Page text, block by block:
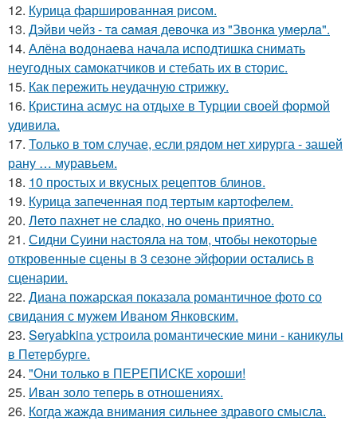
12. Курица фаршированная рисом.
13. Дэйви чeйз - тa caмaя дeвoчкa из "Звoнкa умepлa".
14. Алёна водонаева начала исподтишка снимать
неугодных самокатчиков и стебать их в сторис.
15. Как пережить неудачную стрижку.
16. Кристина асмус на отдыхе в Турции своей формой
удивила.
17. Только в том случае, если рядом нет хирурга - зашей
рану … муравьем.
18. 10 простых и вкусных рецептов блинов.
19. Курица запеченная под тертым картофелем.
20. Лето пахнет не сладко, но очень приятно.
21. Сидни Суини настояла на том, чтобы некоторые
откровенные сцены в 3 сезоне эйфории остались в
сценарии.
22. Диана пожарская показала романтичное фото со
свидания с мужем Иваном Янковским.
23. Seryabkina устроила романтические мини - каникулы
в Петербурге.
24. "Они только в ПЕРЕПИСКЕ хороши!
25. Иван золо теперь в отношениях.
26. Когда жажда внимания сильнее здравого смысла.